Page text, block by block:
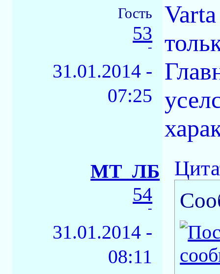
Гость
53
-
31.01.2014 -
07:25
МТ_ЛБ
54
-
31.01.2014 -
08:11